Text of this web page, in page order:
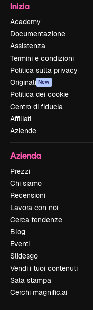
Inizia
Academy
Documentazione
Assistenza
Termini e condizioni
Politica sulla privacy
Originali New
Politica dei cookie
Centro di fiducia
Affiliati
Aziende
Azienda
Prezzi
Chi siamo
Recensioni
Lavora con noi
Cerca tendenze
Blog
Eventi
Slidesgo
Vendi i tuoi contenuti
Sala stampa
Cerchi magnific.ai